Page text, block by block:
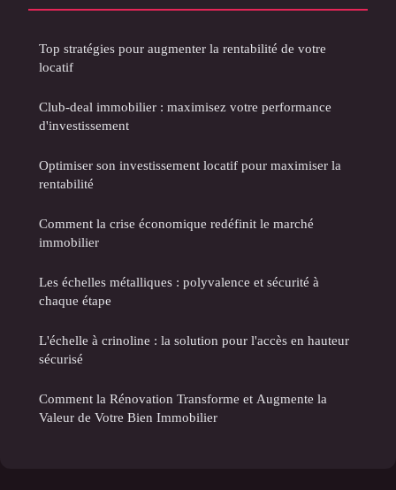
Top stratégies pour augmenter la rentabilité de votre
locatif
Club-deal immobilier : maximisez votre performance
d'investissement
Optimiser son investissement locatif pour maximiser la
rentabilité
Comment la crise économique redéfinit le marché
immobilier
Les échelles métalliques : polyvalence et sécurité à
chaque étape
L'échelle à crinoline : la solution pour l'accès en hauteur
sécurisé
Comment la Rénovation Transforme et Augmente la
Valeur de Votre Bien Immobilier